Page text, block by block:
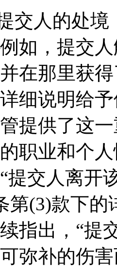
交人的处
如，提交人
在那里获
细说明给
提供了这
职业和个
提交人离开
第(3)款下
指出，“提
弥补的伤